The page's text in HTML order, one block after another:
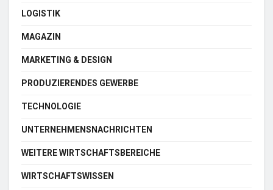
LOGISTIK
MAGAZIN
MARKETING & DESIGN
PRODUZIERENDES GEWERBE
TECHNOLOGIE
UNTERNEHMENSNACHRICHTEN
WEITERE WIRTSCHAFTSBEREICHE
WIRTSCHAFTSWISSEN